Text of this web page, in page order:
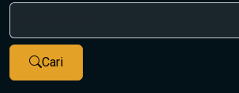
Cari